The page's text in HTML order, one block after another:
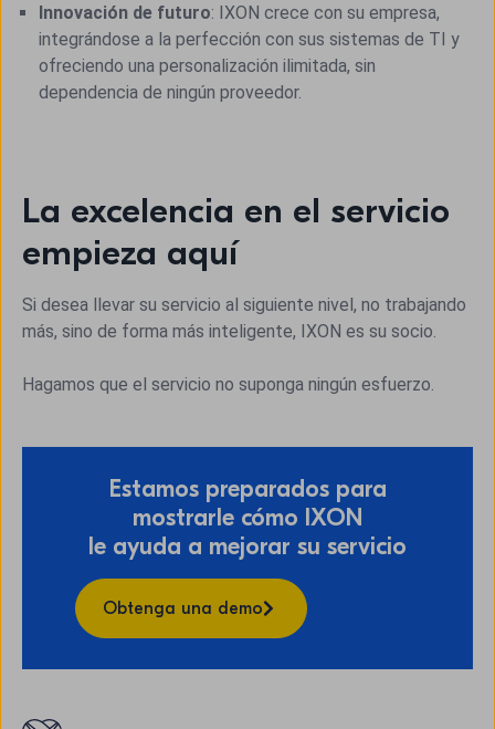
Innovación de futuro: IXON crece con su empresa,
integrándose a la perfección con sus sistemas de TI y
ofreciendo una personalización ilimitada, sin
dependencia de ningún proveedor.
La excelencia en el servicio
empieza aquí
Si desea llevar su servicio al siguiente nivel, no trabajando
más, sino de forma más inteligente, IXON es su socio.
Hagamos que el servicio no suponga ningún esfuerzo.
Estamos preparados para
mostrarle cómo IXON
le ayuda a mejorar su servicio
Obtenga una demo